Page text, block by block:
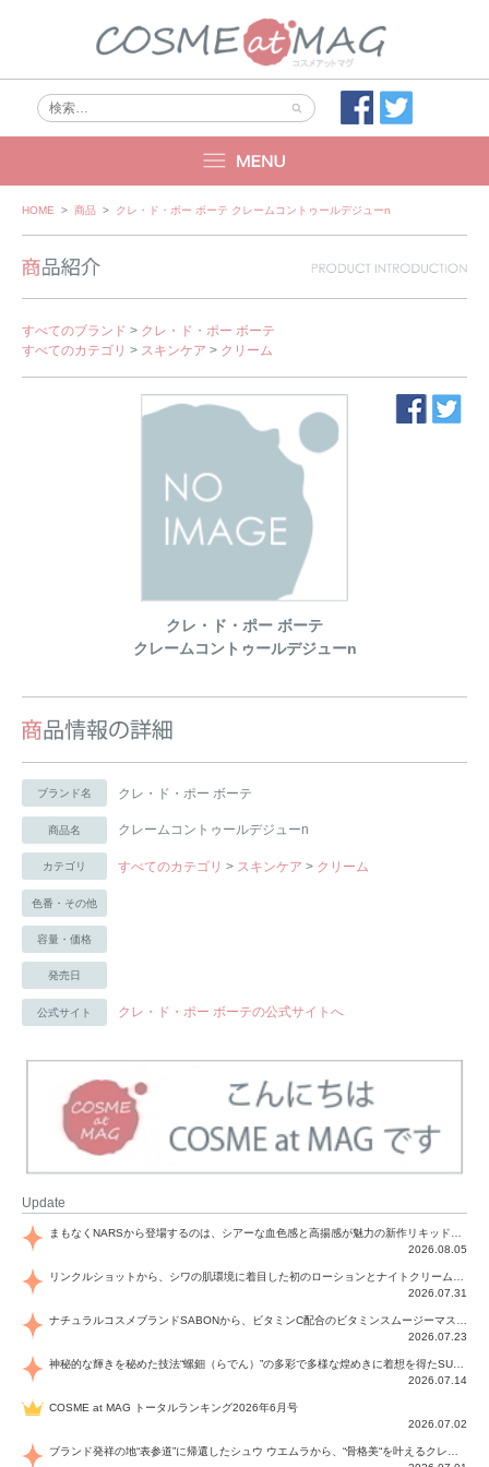
Skip
HOME > 商品 > クレ・ド・ポー ボーテ クレームコントゥールデジューn
すべてのブランド > クレ・ド・ポー ボーテ
すべてのカテゴリ > スキンケア > クリーム
クレ・ド・ポー ボーテ
クレームコントゥールデジューn
ブランド名 クレ・ド・ポー ボーテ
商品名 クレームコントゥールデジューn
カテゴリ すべてのカテゴリ > スキンケア > クリーム
色番・その他
容量・価格
発売日
公式サイト クレ・ド・ポー ボーテの公式サイトへ
Update
2026.08.05
2026.07.31
2026.07.23
2026.07.14
COSME at MAG トータルランキング2026年6月号
2026.07.02